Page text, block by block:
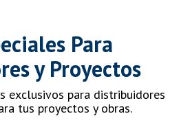
Para
y Proyectos
exclusivos para distribuidores
tus proyectos y obras.